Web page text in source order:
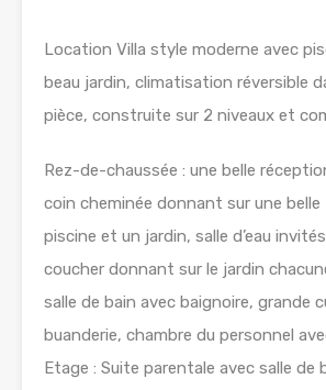
Location Villa style moderne avec
beau jardin, climatisation réversible
pièce, construite sur 2 niveaux et
Rez-de-chaussée : une belle
coin cheminée donnant sur une belle
piscine et un jardin, salle d’eau
coucher donnant sur le jardin
salle de bain avec baignoire, grande
buanderie, chambre du personnel
Etage : Suite parentale avec salle de